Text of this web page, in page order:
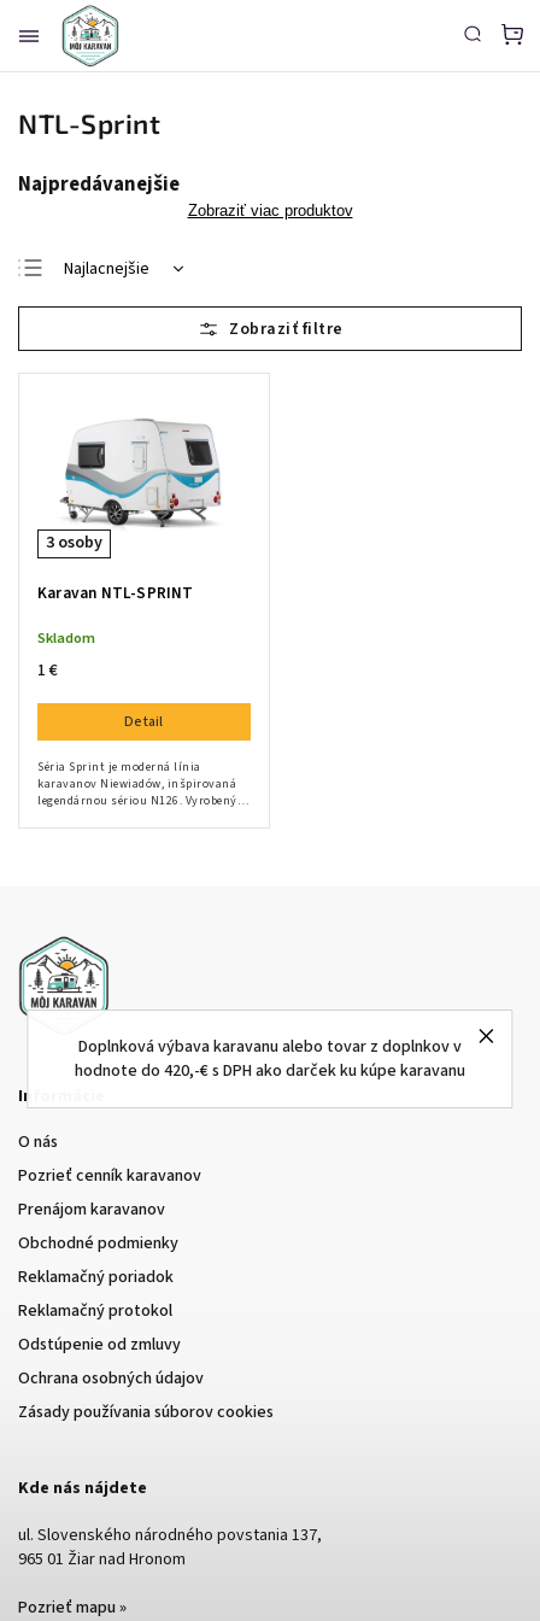
Doplnková výbava karavanu alebo tovar z doplnkov v
hodnote do 420,-€ s DPH ako darček ku kúpe karavanu
NTL-Sprint
Najpredávanejšie
Zobraziť viac produktov
Najlacnejšie
Najdrahšie
Najpredávanejšie
3 osoby
Karavan NTL-SPRINT
Skladom
1 €
Detail
Séria Sprint je moderná línia
karavanov Niewiadów, inšpirovaná
legendárnou sériou N126. Vyrobený z
kombinuje nadčasový štýl s ľahkým
Informácie
O nás
Pozrieť cenník karavanov
Prenájom karavanov
Obchodné podmienky
Reklamačný poriadok
Reklamačný protokol
Odstúpenie od zmluvy
Ochrana osobných údajov
Zásady používania súborov cookies
Kde nás nájdete
ul. Slovenského národného povstania 137,
965 01 Žiar nad Hronom
Pozrieť mapu »